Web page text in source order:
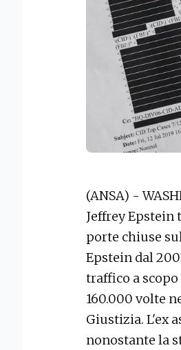
(ANSA) -
Jeffrey
porte chiuse
Epstein dal
traffico a
160.000 volte
Giustizia. L'ex
nonostante la